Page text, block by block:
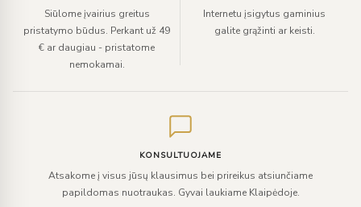
Siūlome įvairius greitus
pristatymo būdus. Perkant už 49
€ ar daugiau - pristatome
nemokamai.
Internetu įsigytus gaminius
galite grąžinti ar keisti.
KONSULTUOJAME
Atsakome į visus jūsų klausimus bei prireikus atsiunčiame
papildomas nuotraukas. Gyvai laukiame Klaipėdoje.